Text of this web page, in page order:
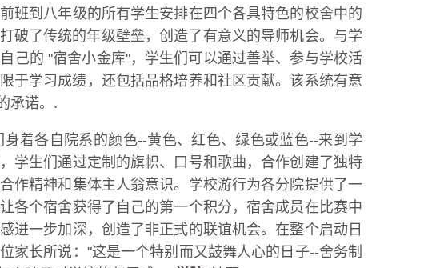
班到八年级的所有学生安排在四个各具特色的校舍中的
破了传统的年级壁垒，创造了有意义的导师机会。与学
己的 "宿舍小金库"，学生们可以通过善举、参与学校活
于学习成绩，还包括品格培养和社区贡献。该系统有意
承诺。.
着各自院系的颜色--黄色、红色、绿色或蓝色--来到学
学生们通过定制的旗帜、口号和歌曲，合作创建了独特
作精神和集体主人翁意识。学校游行为各分院提供了一
各个宿舍获得了自己的第一个积分，宿舍成员在比赛中
进一步加深，创造了非正式的联谊机会。在整个启动日
家长所说："这是一个特别而又鼓舞人心的日子--舍务制